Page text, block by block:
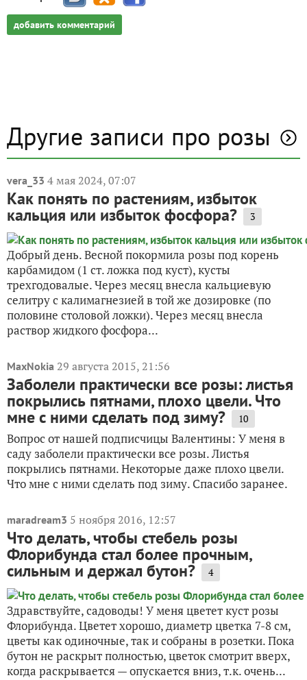
добавить комментарий
Другие записи про розы
vera_33 4 мая 2024, 07:07
Как понять по растениям, избыток
кальция или избыток фосфора? 3
Добрый день. Весной покормила розы под корень
карбамидом (1 ст. ложка под куст), кусты
трехгодовалые. Через месяц внесла кальциевую
селитру с калимагнезией в той же дозировке (по
половине столовой ложки). Через месяц внесла
раствор жидкого фосфора...
MaxNokia 29 августа 2015, 21:56
Заболели практически все розы: листья
покрылись пятнами, плохо цвели. Что
мне с ними сделать под зиму? 10
Вопрос от нашей подписчицы Валентины: У меня в
саду заболели практически все розы. Листья
покрылись пятнами. Некоторые даже плохо цвели.
Что мне с ними сделать под зиму. Спасибо заранее.
maradream3 5 ноября 2016, 12:57
Что делать, чтобы стебель розы
Флорибунда стал более прочным,
сильным и держал бутон? 4
Здравствуйте, садоводы! У меня цветет куст розы
Флорибунда. Цветет хорошо, диаметр цветка 7-8 см,
цветы как одиночные, так и собраны в розетки. Пока
бутон не раскрыт полностью, цветок смотрит вверх,
когда раскрывается — опускается вниз, т.к. очень...